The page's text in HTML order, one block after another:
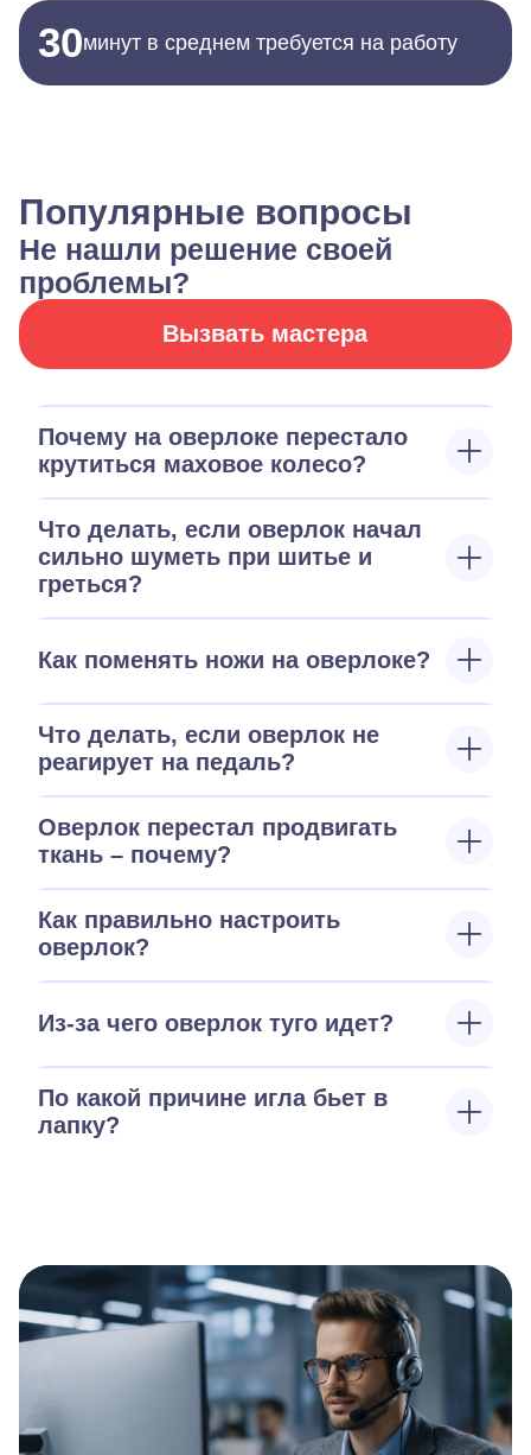
30минут в среднем требуется на работу
Популярные вопросы
Не нашли решение своей
проблемы?
Вызвать мастера
Почему на оверлоке перестало
крутиться маховое колесо?
Что делать, если оверлок начал
сильно шуметь при шитье и
греться?
Как поменять ножи на оверлоке?
Что делать, если оверлок не
реагирует на педаль?
Оверлок перестал продвигать
ткань – почему?
Как правильно настроить
оверлок?
Из-за чего оверлок туго идет?
По какой причине игла бьет в
лапку?